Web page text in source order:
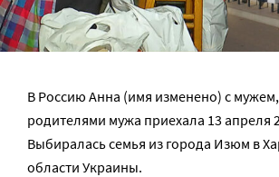
В Россию Анна (имя изменено) с
родителями мужа приехала 13 апреля
Выбиралась семья из города Изюм в
области Украины.